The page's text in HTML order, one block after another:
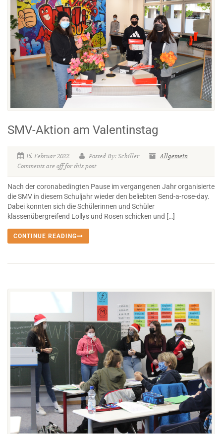
SMV-Aktion am Valentinstag
15. Februar 2022 Posted By: Schiller
Allgemein
Comments are off for this post
Nach der coronabedingten Pause im vergangenen Jahr organisierte
die SMV in diesem Schuljahr wieder den beliebten Send-a-rose-day.
Dabei konnten sich die Schülerinnen und Schüler
klassenübergreifend Lollys und Rosen schicken und […]
CONTINUE READING